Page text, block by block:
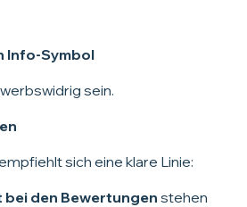
Info-Symbol
sein.
sich eine klare Linie:
bei den Bewertungen stehen